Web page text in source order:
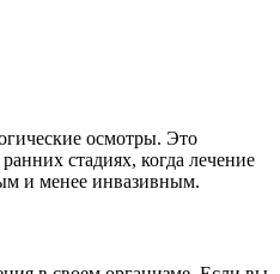
осмотры. Это
стадиях, когда лечение
и менее инвазивным.